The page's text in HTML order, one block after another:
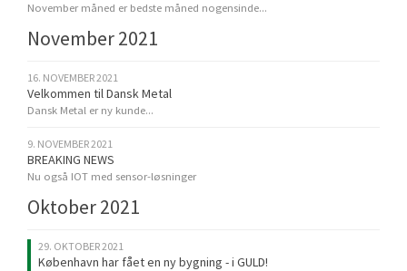
November måned er bedste måned nogensinde...
November 2021
16. NOVEMBER 2021
Velkommen til Dansk Metal
Dansk Metal er ny kunde...
9. NOVEMBER 2021
BREAKING NEWS
Nu også IOT med sensor-løsninger
Oktober 2021
29. OKTOBER 2021
København har fået en ny bygning - i GULD!